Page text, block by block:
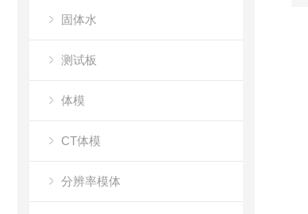
固体水
测试板
体模
CT体模
分辨率模体